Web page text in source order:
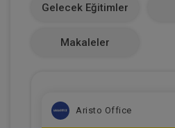
0
Gelecek Eğitimler
Makaleler
Aristo Office